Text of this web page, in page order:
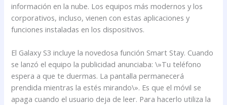
información en la nube. Los equipos más modernos y los
corporativos, incluso, vienen con estas aplicaciones y
funciones instaladas en los dispositivos.
El Galaxy S3 incluye la novedosa función Smart Stay. Cuando
se lanzó el equipo la publicidad anunciaba: \»Tu teléfono
espera a que te duermas. La pantalla permanecerá
prendida mientras la estés mirando\». Es que el móvil se
apaga cuando el usuario deja de leer. Para hacerlo utiliza la